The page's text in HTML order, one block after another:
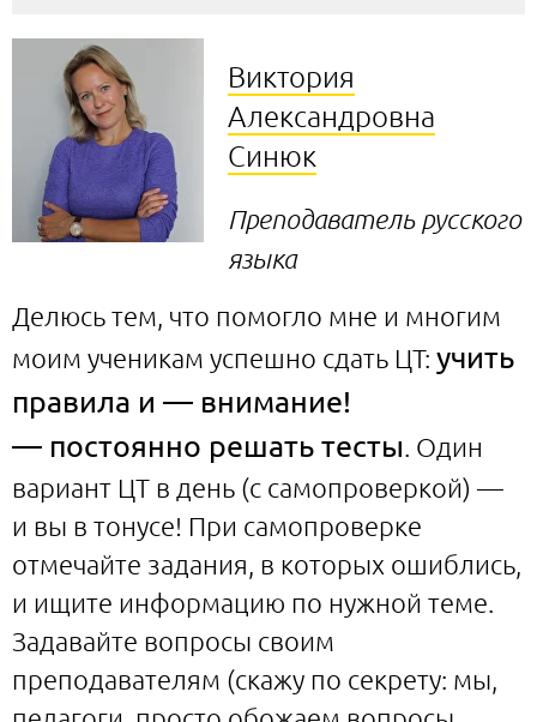
Виктория
Александровна
Синюк
Преподаватель русского
языка
Делюсь тем, что помогло мне и многим
моим ученикам успешно сдать ЦТ: учить
правила и — внимание!
— постоянно решать тесты . Один
вариант ЦТ в день (с самопроверкой) —
и вы в тонусе! При самопроверке
отмечайте задания, в которых ошиблись,
и ищите информацию по нужной теме.
Задавайте вопросы своим
преподавателям (скажу по секрету: мы,